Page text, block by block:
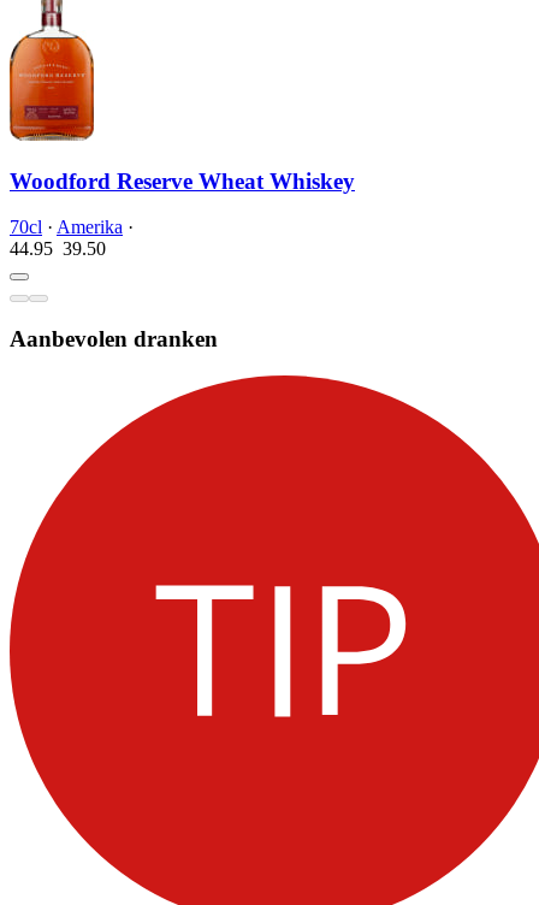
Woodford Reserve Wheat Whiskey
70cl · Amerika ·
44.95 39.50
Aanbevolen dranken